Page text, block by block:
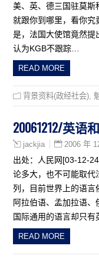
美、英、德三国驻莫斯
就跟你到哪里，看你究
是，法国大使馆竟然提
认为KGB不跟踪…
READ MORE
背景资料(政经社会)
20061212/英语
jackjia 2006 年
出处：人民网[03-12-
论多大，也不可能取代
列，目前世界上的语言
阿拉伯语、孟加拉语
国际通用的语言却只
READ MORE